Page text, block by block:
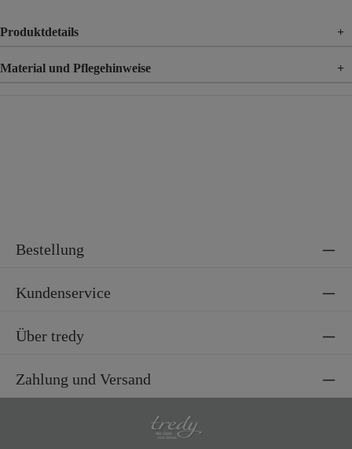
Produktdetails +
Material und Pflegehinweise +
Bestellung
Kundenservice
Über tredy
Zahlung und Versand